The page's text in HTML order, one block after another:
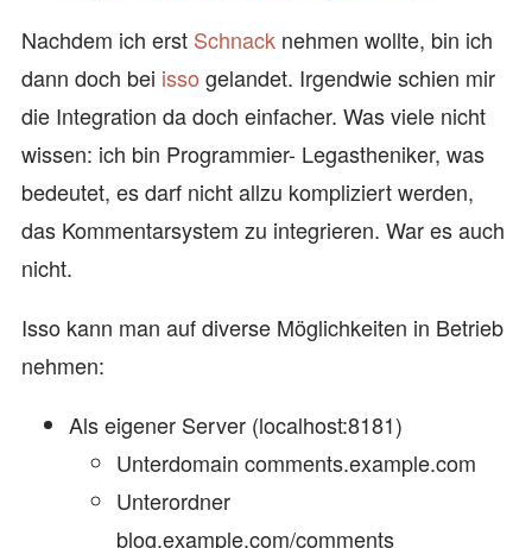
Nachdem ich erst Schnack nehmen wollte, bin ich
dann doch bei isso gelandet. Irgendwie schien mir
die Integration da doch einfacher. Was viele nicht
wissen: ich bin Programmier- Legastheniker, was
bedeutet, es darf nicht allzu kompliziert werden,
das Kommentarsystem zu integrieren. War es auch
nicht.
Isso kann man auf diverse Möglichkeiten in Betrieb
nehmen:
Als eigener Server (localhost:8181)
Unterdomain comments.example.com
Unterordner
blog.example.com/comments